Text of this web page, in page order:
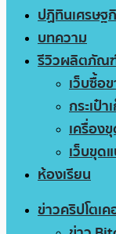
ปฏิทินเศรษฐ
บทความ
รีวิวผลิตภัณ
เว็บซื้อ
กระเป๋
เครื่อง
เว็บขุด
ห้องเรียน
ข่าวคริปโตเค